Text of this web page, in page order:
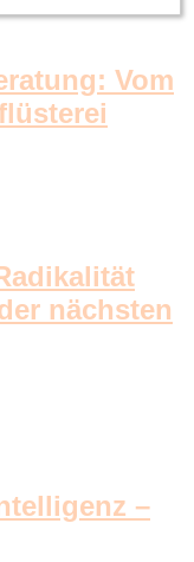
Vom
nächsten
–